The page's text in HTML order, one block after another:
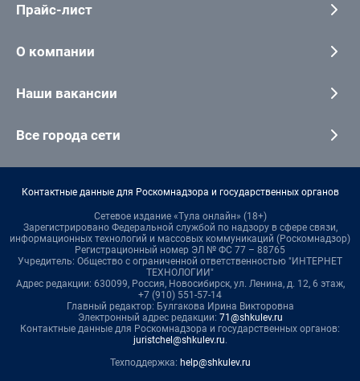
Прайс-лист
О компании
Наши вакансии
Все города сети
Контактные данные для Роскомнадзора и государственных органов
Сетевое издание «Тула онлайн» (18+)
Зарегистрировано Федеральной службой по надзору в сфере связи,
информационных технологий и массовых коммуникаций (Роскомнадзор)
Регистрационный номер ЭЛ № ФС 77 – 88765
Учредитель: Общество с ограниченной ответственностью "ИНТЕРНЕТ
ТЕХНОЛОГИИ"
Адрес редакции: 630099, Россия, Новосибирск, ул. Ленина, д. 12, 6 этаж,
+7 (910) 551-57-14
Главный редактор: Булгакова Ирина Викторовна
Электронный адрес редакции: 71@shkulev.ru
Контактные данные для Роскомнадзора и государственных органов:
juristchel@shkulev.ru.
Техподдержка: help@shkulev.ru